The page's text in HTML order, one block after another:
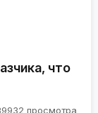
что
просмотра